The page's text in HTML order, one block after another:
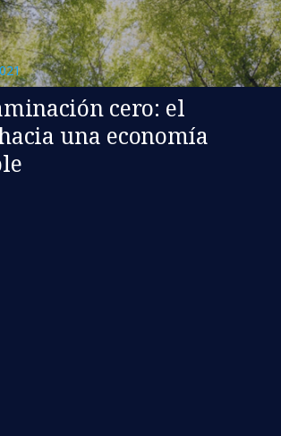
cero: el
una economía